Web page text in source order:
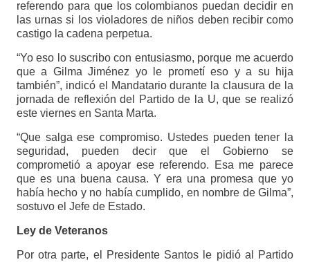
referendo para que los colombianos puedan decidir en
las urnas si los violadores de niños deben recibir como
castigo la cadena perpetua.
“Yo eso lo suscribo con entusiasmo, porque me acuerdo
que a Gilma Jiménez yo le prometí eso y a su hija
también”, indicó el Mandatario durante la clausura de la
jornada de reflexión del Partido de la U, que se realizó
este viernes en Santa Marta.
“Que salga ese compromiso. Ustedes pueden tener la
seguridad, pueden decir que el Gobierno se
comprometió a apoyar ese referendo. Esa me parece
que es una buena causa. Y era una promesa que yo
había hecho y no había cumplido, en nombre de Gilma”,
sostuvo el Jefe de Estado.
Ley de Veteranos
Por otra parte, el Presidente Santos le pidió al Partido